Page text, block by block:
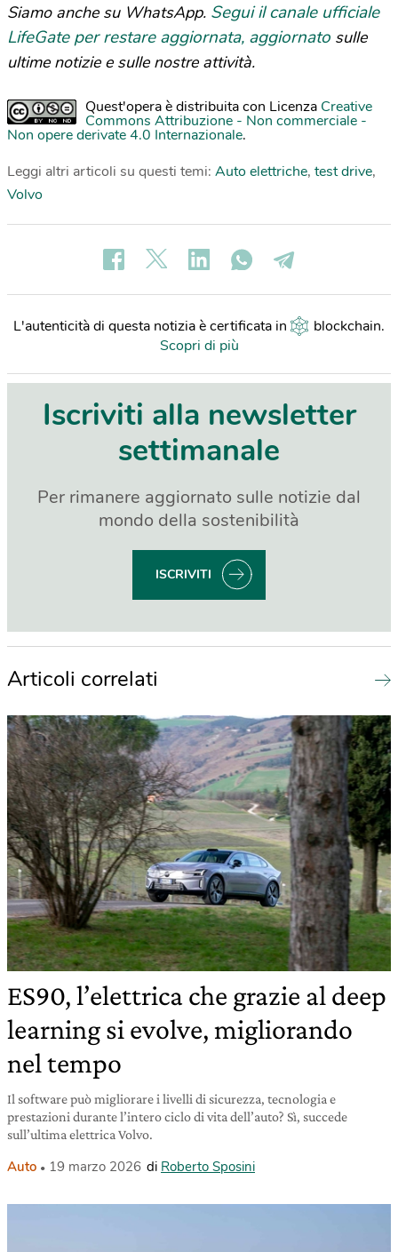
Siamo anche su WhatsApp. Segui il canale ufficiale
LifeGate per restare aggiornata, aggiornato sulle
ultime notizie e sulle nostre attività.
Quest'opera è distribuita con Licenza Creative
Commons Attribuzione - Non commerciale -
Non opere derivate 4.0 Internazionale.
Leggi altri articoli su questi temi: Auto elettriche, test drive,
Volvo
L'autenticità di questa notizia è certificata in blockchain.
Scopri di più
Iscriviti alla newsletter
settimanale
Per rimanere aggiornato sulle notizie dal
mondo della sostenibilità
ISCRIVITI
Articoli correlati
ES90, l’elettrica che grazie al deep
learning si evolve, migliorando
nel tempo
Il software può migliorare i livelli di sicurezza, tecnologia e
prestazioni durante l’intero ciclo di vita dell’auto? Sì, succede
sull’ultima elettrica Volvo.
Auto 19 marzo 2026 di Roberto Sposini